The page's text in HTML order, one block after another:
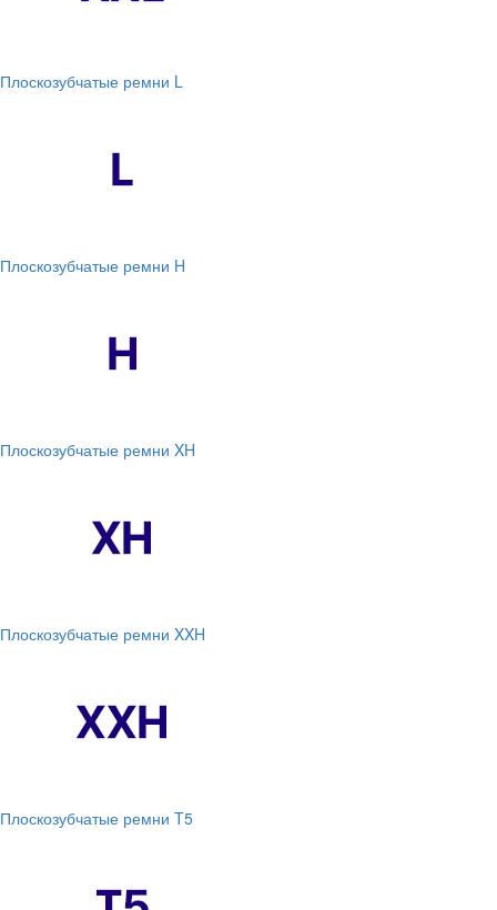
Плоскозубчатые ремни L
Плоскозубчатые ремни H
Плоскозубчатые ремни XH
Плоскозубчатые ремни XXH
Плоскозубчатые ремни T5